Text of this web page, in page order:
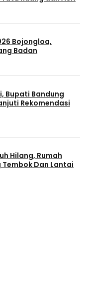
Bojongloa,
Badan
Bupati Bandung
Rekomendasi
Hilang, Rumah
Dan Lantai